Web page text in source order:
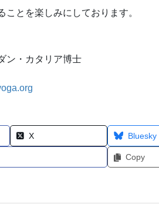
ことを楽しみにしております。
ン・カタリア博士
X Bluesky
Copy